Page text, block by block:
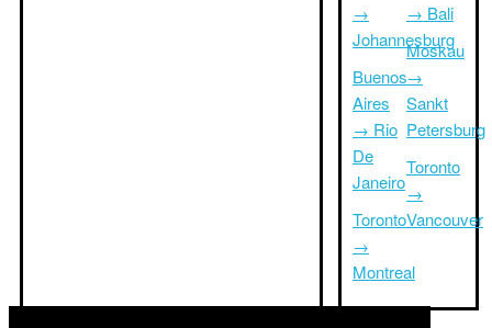
→
Johannesburg
Buenos
Aires
→ Rio
De
Janeiro
Toronto
→
Montreal
→ Bali
Moskau
→
Sankt
Petersburg
Toronto
→
Vancouver